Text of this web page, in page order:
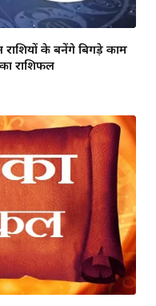
के बनेंगे बिगड़े काम
राशिफल